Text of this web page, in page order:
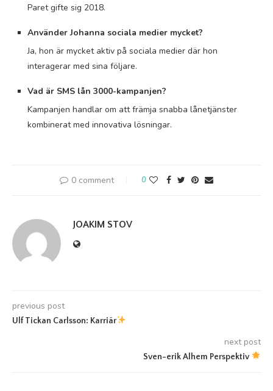
Paret gifte sig 2018.
Använder Johanna sociala medier mycket?
Ja, hon är mycket aktiv på sociala medier där hon
interagerar med sina följare.
Vad är SMS lån 3000-kampanjen?
Kampanjen handlar om att främja snabba lånetjänster
kombinerat med innovativa lösningar.
0 comment 0
JOAKIM STOV
previous post
Ulf Tickan Carlsson: Karriär
next post
Sven-erik Alhem Perspektiv